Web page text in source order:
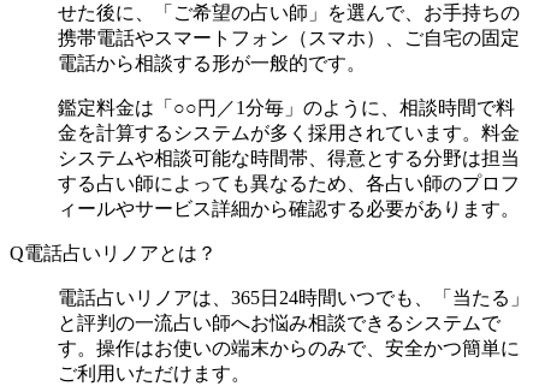
せた後に、「ご希望の占い師」を選んで、お手持ちの
携帯電話やスマートフォン（スマホ）、ご自宅の固定
電話から相談する形が一般的です。
鑑定料金は「○○円／1分毎」のように、相談時間で料
金を計算するシステムが多く採用されています。料金
システムや相談可能な時間帯、得意とする分野は担当
する占い師によっても異なるため、各占い師のプロフ
ィールやサービス詳細から確認する必要があります。
Q電話占いリノアとは？
電話占いリノアは、365日24時間いつでも、「当たる」
と評判の一流占い師へお悩み相談できるシステムで
す。操作はお使いの端末からのみで、安全かつ簡単に
ご利用いただけます。